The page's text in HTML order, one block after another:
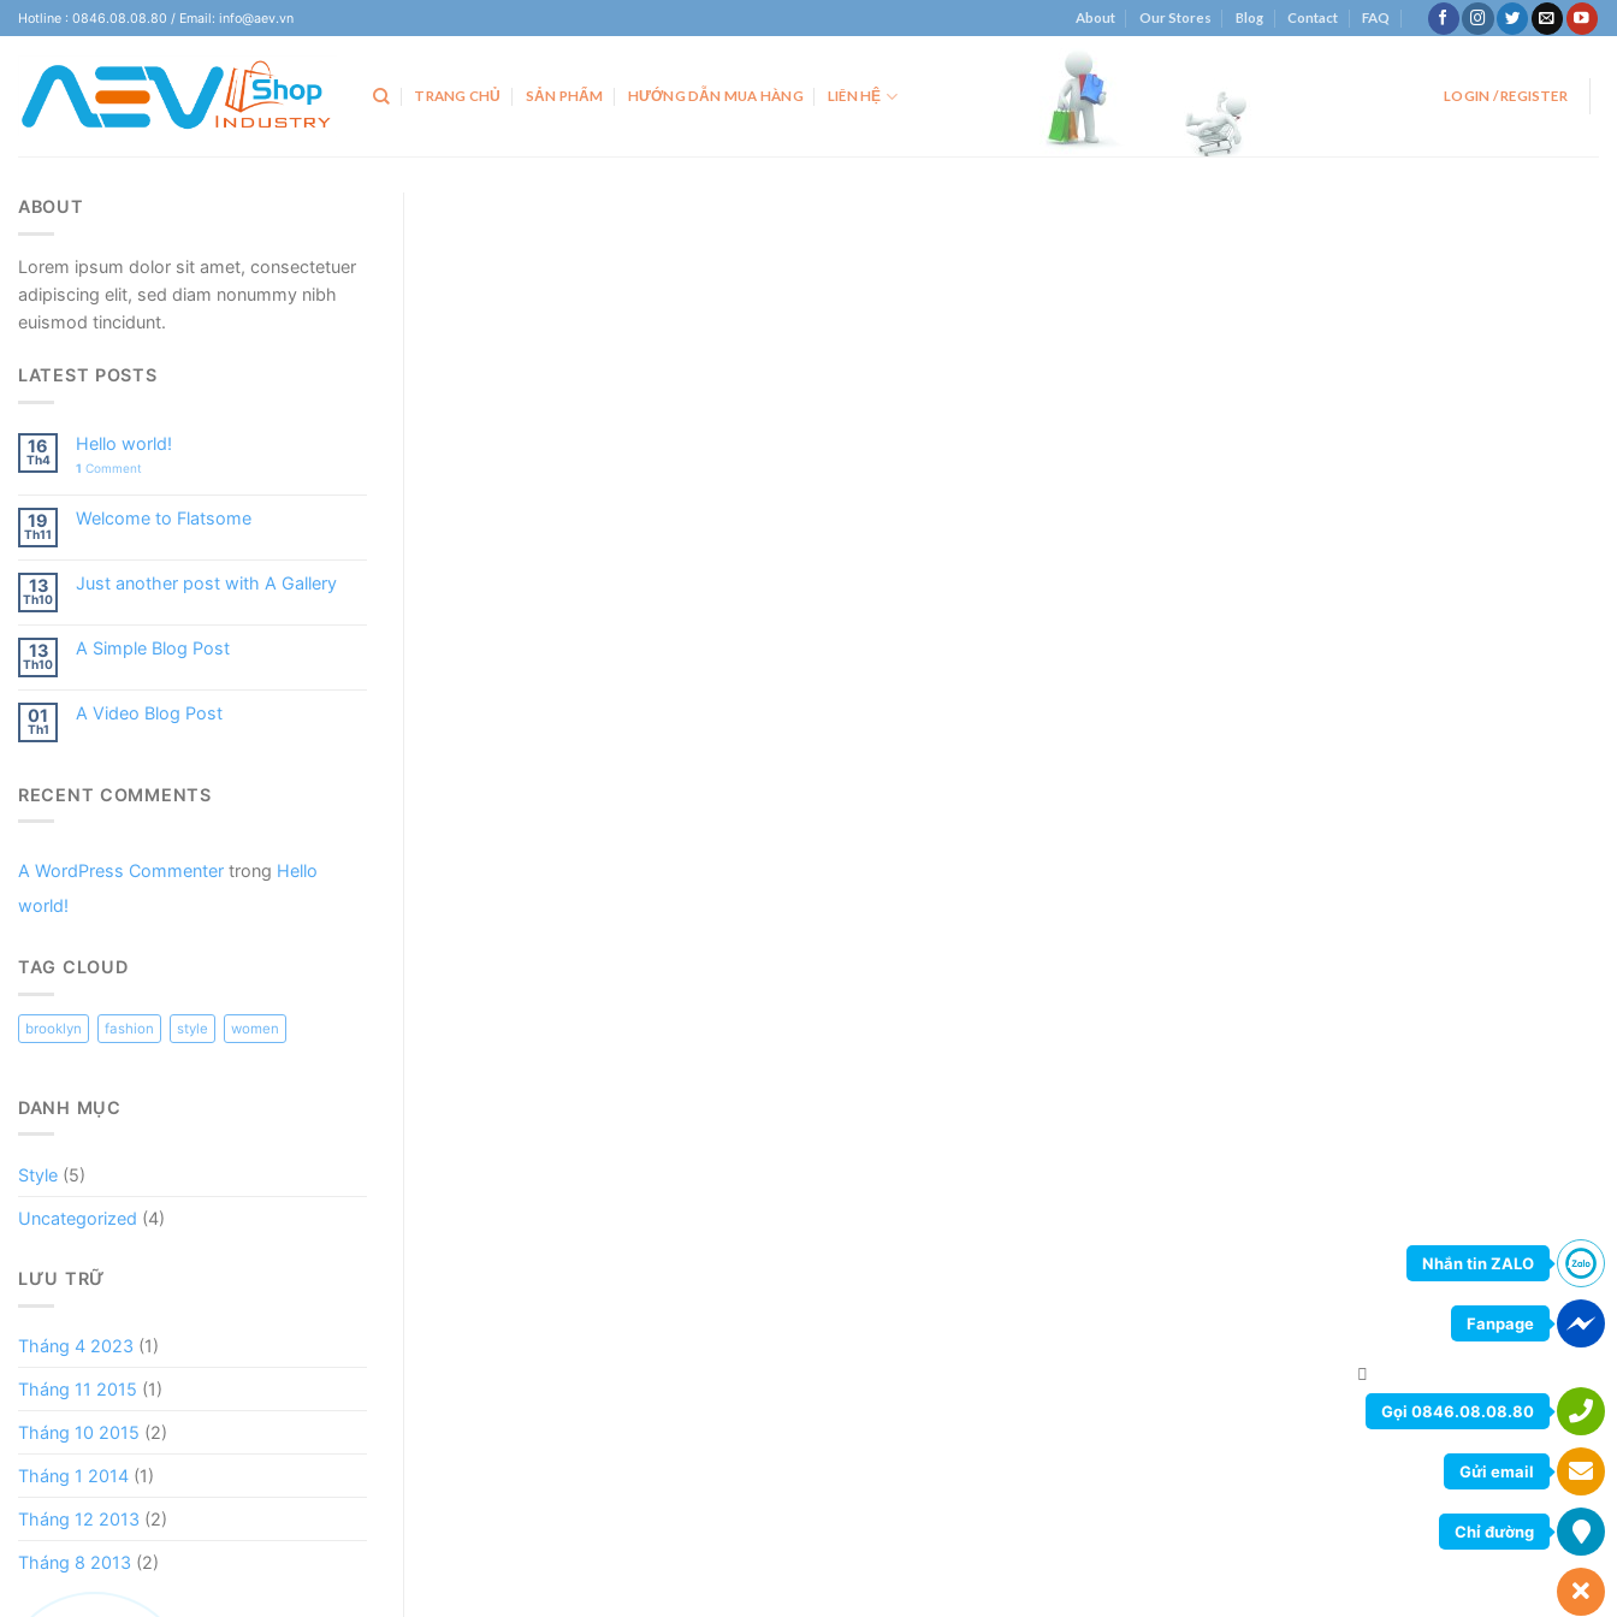
Skip
to
content
Hotline : 0846.08.08.80 / Email: info@aev.vn About Our Stores Blog Contact FAQ
TRANG CHỦ SẢN PHẨM HƯỚNG DẪN MUA HÀNG LIÊN HỆ LOGIN / REGISTER
ABOUT
Lorem ipsum dolor sit amet, consectetuer
adipiscing elit, sed diam nonummy nibh
euismod tincidunt.
LATEST POSTS
16
Th4
Hello world!
1 Comment
19
Th11
Welcome to Flatsome
13
Th10
Just another post with A Gallery
13
Th10
A Simple Blog Post
01
Th1
A Video Blog Post
RECENT COMMENTS
A WordPress Commenter trong Hello
world!
TAG CLOUD
brooklyn fashion style women
DANH MỤC
Style (5)
Uncategorized (4)
LƯU TRỮ
Tháng 4 2023 (1)
Tháng 11 2015 (1)
Tháng 10 2015 (2)
Tháng 1 2014 (1)
Tháng 12 2013 (2)
Tháng 8 2013 (2)
Nhắn tin ZALO
Fanpage
Gọi 0846.08.08.80
Gửi email
Chỉ đường